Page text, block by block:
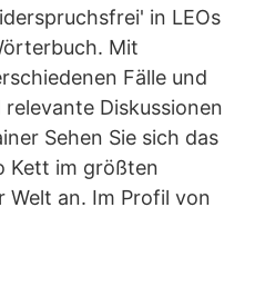
in LEOs
Mit
Fälle und
Diskussionen
Sehen Sie sich das
Kett im größten
Welt an. Im Profil von